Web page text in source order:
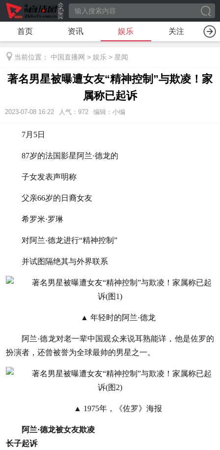
首页 资讯 娱乐 关注
当前位置： 中国直播网 > 娱乐 > 星闻
著名男星被曝遭女友“精神控制”与欺凌！家
属称已起诉
2023-07-08 16:22 人气： 972 编辑：小编
7月5日
87岁的法国影星阿兰·德龙的
子女发表声明称
父亲66岁的日裔女友
希罗米·罗琳
对阿兰·德龙进行“精神控制”
并试图隔绝其与外界联系
▲ 年轻时的阿兰·德龙
阿兰·德龙对老一辈中国观众来说耳熟能详，他是佐罗的
扮演者，还曾被誉为全球最帅的男星之一。
▲ 1975年，《佐罗》海报
阿兰·德龙被女友欺凌
长子起诉